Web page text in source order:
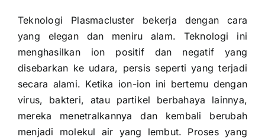
Teknologi Plasmacluster bekerja dengan cara
yang elegan dan meniru alam. Teknologi ini
menghasilkan ion positif dan negatif yang
disebarkan ke udara, persis seperti yang terjadi
secara alami. Ketika ion-ion ini bertemu dengan
virus, bakteri, atau partikel berbahaya lainnya,
mereka menetralkannya dan kembali berubah
menjadi molekul air yang lembut. Proses yang